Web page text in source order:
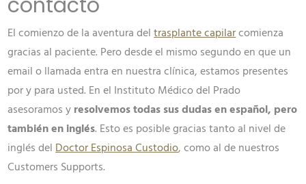
contacto
El comienzo de la aventura deltrasplante capilarcomienza
gracias al paciente. Pero desde el mismo segundo en que un
email o llamada entra en nuestra clínica, estamos presentes
por y para usted. En el Instituto Médico del Prado
asesoramos yresolvemos todas sus dudas en español, pero
también en inglés. Esto es posible gracias tanto al nivel de
inglés delDoctor Espinosa Custodio, como al de nuestros
Customers Supports.